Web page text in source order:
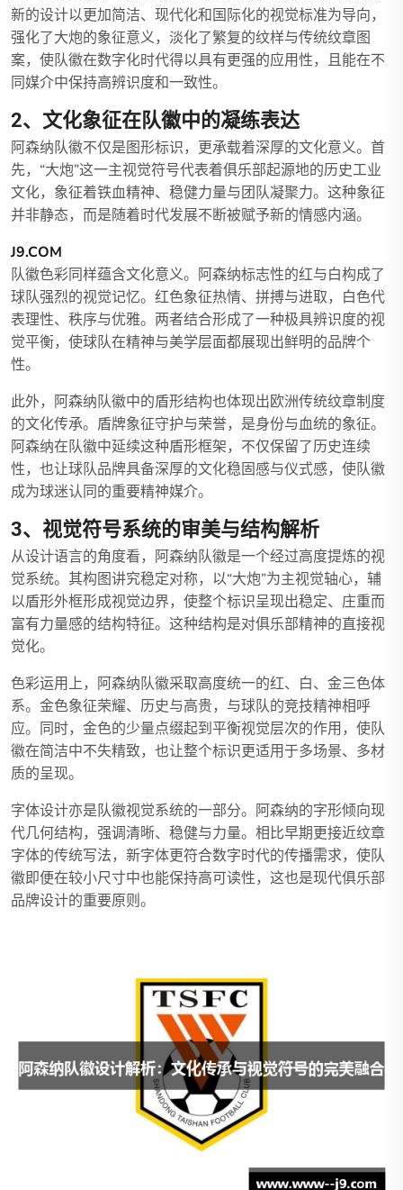
新的设计以更加简洁、现代化和国际化的视觉标准为导向，
强化了大炮的象征意义，淡化了繁复的纹样与传统纹章图
案，使队徽在数字化时代得以具有更强的应用性，且能在不
同媒介中保持高辨识度和一致性。
2、文化象征在队徽中的凝练表达
阿森纳队徽不仅是图形标识，更承载着深厚的文化意义。首
先，“大炮”这一主视觉符号代表着俱乐部起源地的历史工业
文化，象征着铁血精神、稳健力量与团队凝聚力。这种象征
并非静态，而是随着时代发展不断被赋予新的情感内涵。
J9.COM
队徽色彩同样蕴含文化意义。阿森纳标志性的红与白构成了
球队强烈的视觉记忆。红色象征热情、拼搏与进取，白色代
表理性、秩序与优雅。两者结合形成了一种极具辨识度的视
觉平衡，使球队在精神与美学层面都展现出鲜明的品牌个
性。
此外，阿森纳队徽中的盾形结构也体现出欧洲传统纹章制度
的文化传承。盾牌象征守护与荣誉，是身份与血统的象征。
阿森纳在队徽中延续这种盾形框架，不仅保留了历史连续
性，也让球队品牌具备深厚的文化稳固感与仪式感，使队徽
成为球迷认同的重要精神媒介。
3、视觉符号系统的审美与结构解析
从设计语言的角度看，阿森纳队徽是一个经过高度提炼的视
觉系统。其构图讲究稳定对称，以“大炮”为主视觉轴心，辅
以盾形外框形成视觉边界，使整个标识呈现出稳定、庄重而
富有力量感的结构特征。这种结构是对俱乐部精神的直接视
觉化。
色彩运用上，阿森纳队徽采取高度统一的红、白、金三色体
系。金色象征荣耀、历史与高贵，与球队的竞技精神相呼
应。同时，金色的少量点缀起到平衡视觉层次的作用，使队
徽在简洁中不失精致，也让整个标识更适用于多场景、多材
质的呈现。
字体设计亦是队徽视觉系统的一部分。阿森纳的字形倾向现
代几何结构，强调清晰、稳健与力量。相比早期更接近纹章
字体的传统写法，新字体更符合数字时代的传播需求，使队
徽即便在较小尺寸中也能保持高可读性，这也是现代俱乐部
品牌设计的重要原则。